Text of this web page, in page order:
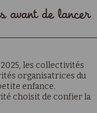
avant de lancer
les collectivités
organisatrices du
enfance.
choisit de confier la